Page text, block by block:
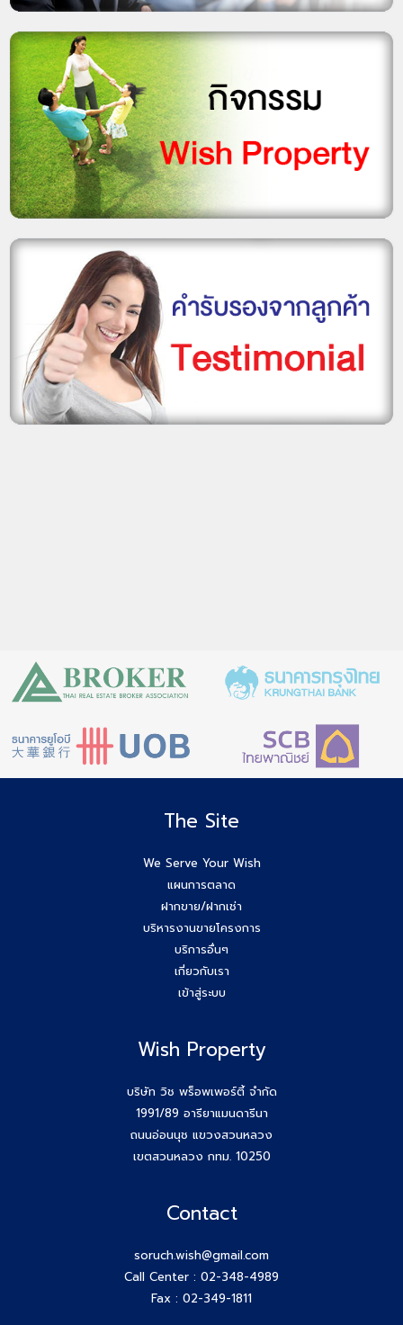
The Site
We Serve Your Wish
แผนการตลาด
ฝากขาย/ฝากเช่า
บริหารงานขายโครงการ
บริการอื่นๆ
เกี่ยวกับเรา
เข้าสู่ระบบ
Wish Property
บริษัท วิช พร็อพเพอร์ตี้ จำกัด
1991/89 อารียาแมนดารีนา
ถนนอ่อนนุช แขวงสวนหลวง
เขตสวนหลวง กทม. 10250
Contact
soruch.wish@gmail.com
Call Center : 02-348-4989
Fax : 02-349-1811